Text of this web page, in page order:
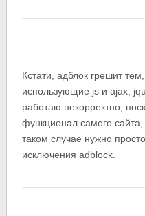
Кстати, адблок грешит
использующие js и ajax,
работаю некорректно,
функционал самого
таком случае нужно
исключения adblock.